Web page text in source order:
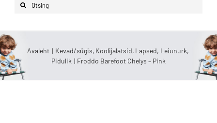
Lapsed
Mehed
Lisad
Avaleht Kevad/sügis Koolijalatsid Lapsed Leiunurk
Pidulik
Froddo Barefoot Chelys – Pink